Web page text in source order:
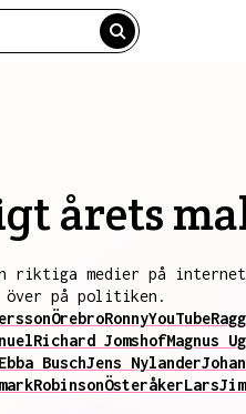
årets
medier på
över på politiken.
ÖrebroRonnyYouTube
Richard JomshofMagnus
Ebba BuschJens Nylander
RobinsonÖsteråkerLars